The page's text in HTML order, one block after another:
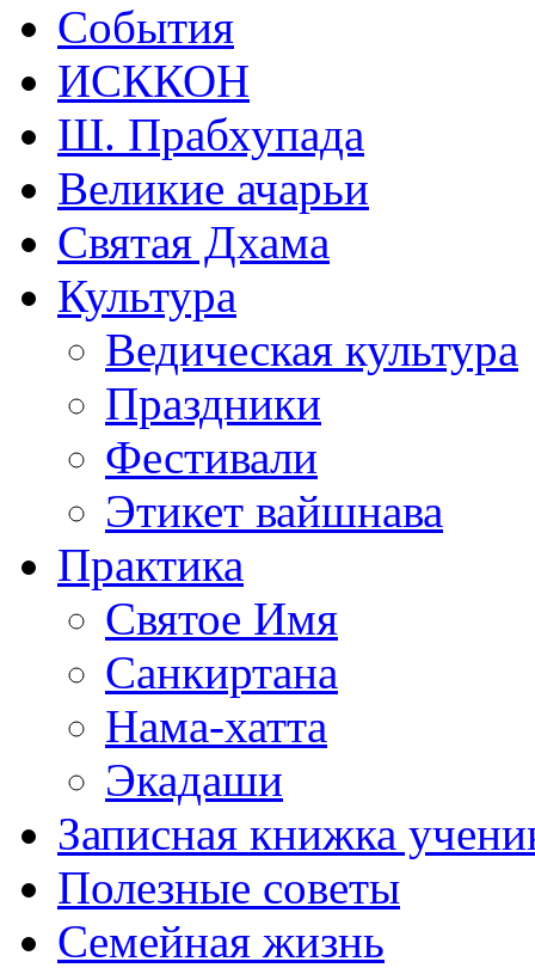
События
ИСККОН
Ш. Прабхупада
Великие ачарьи
Святая Дхама
Культура
Ведическая культура
Праздники
Фестивали
Этикет вайшнава
Практика
Святое Имя
Санкиртана
Нама-хатта
Экадаши
Записная книжка
Полезные советы
Семейная жизнь